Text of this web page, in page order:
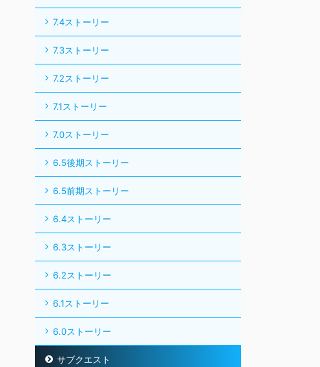
7.4ストーリー
7.3ストーリー
7.2ストーリー
7.1ストーリー
7.0ストーリー
6.5後期ストーリー
6.5前期ストーリー
6.4ストーリー
6.3ストーリー
6.2ストーリー
6.1ストーリー
6.0ストーリー
サブクエスト